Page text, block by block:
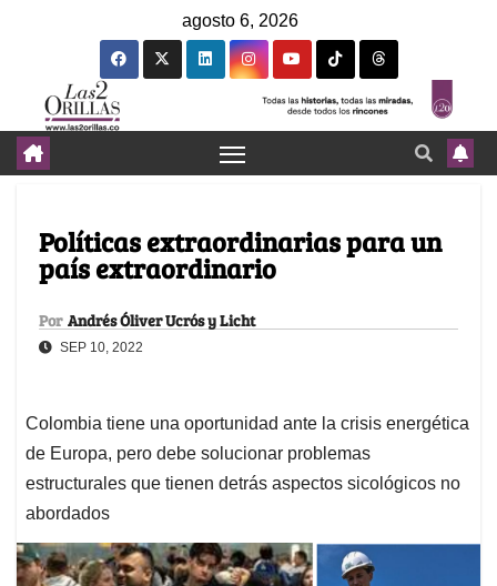
agosto 6, 2026
Políticas extraordinarias para un
país extraordinario
Por Andrés Óliver Ucrós y Licht
SEP 10, 2022
Colombia tiene una oportunidad ante la crisis energética
de Europa, pero debe solucionar problemas
estructurales que tienen detrás aspectos sicológicos no
abordados